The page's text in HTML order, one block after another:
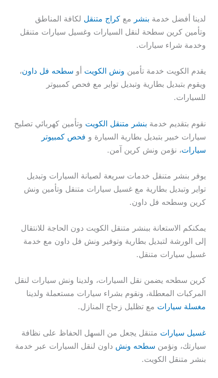
لدينا أفضل خدمة بنشر معكراج متنقل لكافة المناطق
وتأمين كرين سطحة لنقل السيارات وغسيل سيارات متنقل
وخدمة شراء سيارات.
يقدم الكويت خدمة تأمين ونش الكويت أو سطحه فل داون،
ويقوم بتبديل بطارية وتبديل تواير مع فحص كمبيوتر
للسيارات.
نقوم بتقديم خدمة بنشر متنقل الكويت وتأمين كهربائي تصليح
سيارات خبير بتبديل بطارية السيارة و فحص كمبيوتر
سيارات، نؤمن ونش كرين آمن.
يوفر بنشر متنقل خدمات سريعة لصيانة السيارات وتبديل
تواير وتبديل بطارية مع غسيل سيارات متنقل وتأمين ونش
كرين وسطحه فل داون.
يمكنكم الاستعانة ببنشر متنقل الكويت دون الحاجة للانتقال
إلى الورشة لتبديل بطارية وتوفير ونش فل داون مع خدمة
غسيل سيارات متنقل.
كرين سطحه يضمن نقل السيارات، ولدينا ونش سيارات لنقل
المركبات المعطلة، ونقوم بشراء سيارات مستعملة ولدينا
مغسلة سيارات مع تظليل زجاج المنازل.
غسيل سيارات متنقل يجعل من السهل الحفاظ على نظافة
سيارتك، ونؤمن سطحه ونش داون لنقل السيارات عبر خدمة
بنشر متنقل الكويت.